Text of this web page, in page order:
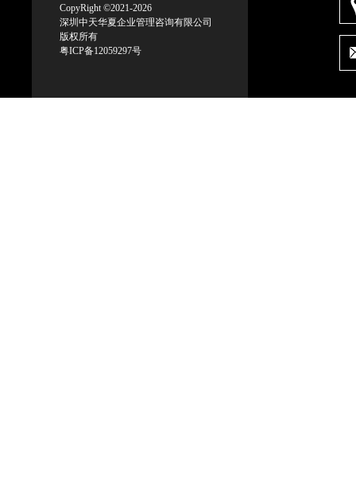
CopyRight ©2021-2026
深圳中天华夏企业管理咨询有限公司
版权所有
粤ICP备12059297号